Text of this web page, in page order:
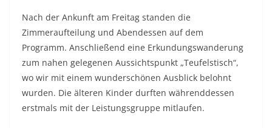
Nach der Ankunft am Freitag standen die
Zimmeraufteilung und Abendessen auf dem
Programm. Anschließend eine Erkundungswanderung
zum nahen gelegenen Aussichtspunkt „Teufelstisch“,
wo wir mit einem wunderschönen Ausblick belohnt
wurden. Die älteren Kinder durften währenddessen
erstmals mit der Leistungsgruppe mitlaufen.